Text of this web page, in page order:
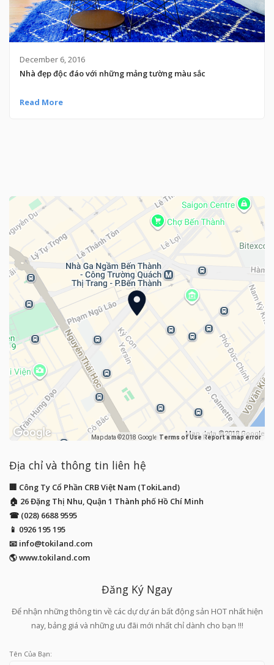
December 6, 2016
Nhà đẹp độc đáo với những mảng tường màu sắc
Read More
Map data ©2018 Google Map data ©2018 Google
Terms of Use Report a map error
Địa chỉ và thông tin liên hệ
🏢 Công Ty Cổ Phần CRB Việt Nam (TokiLand)
🏠 26 Đặng Thị Nhu, Quận 1 Thành phố Hồ Chí Minh
☎ (028) 6688 9595
📱 0926 195 195
📧 info@tokiland.com
🌎 www.tokiland.com
Đăng Ký Ngay
Để nhận những thông tin về các dự dự án bất động sản HOT nhất hiện
nay, bảng giá và những ưu đãi mới nhất chỉ dành cho bạn !!!
Tên Của Bạn: